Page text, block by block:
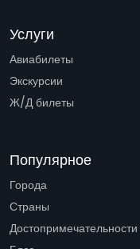
Услуги
Авиабилеты
Экскурсии
Ж/Д билеты
Популярное
Города
Страны
Достопримечательности